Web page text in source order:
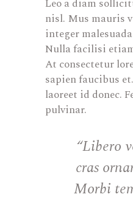
Leo a diam
nisl. Mus mauris
integer
Nulla facilisi
At consectetur
sapien faucibus
laoreet id donec.
pulvinar.
“Libero
cras
Morbi